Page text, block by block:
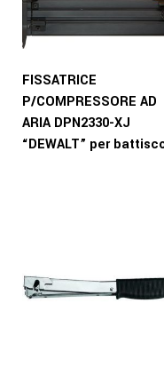
FISSATRICE
P/COMPRESSORE AD
ARIA DPN2330-XJ
“DEWALT” per